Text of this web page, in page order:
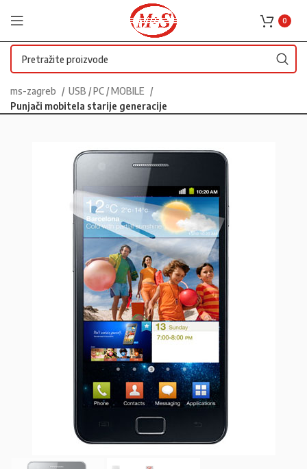
0
ms-zagreb
USB / PC / MOBILE
Punjači mobitela starije generacije